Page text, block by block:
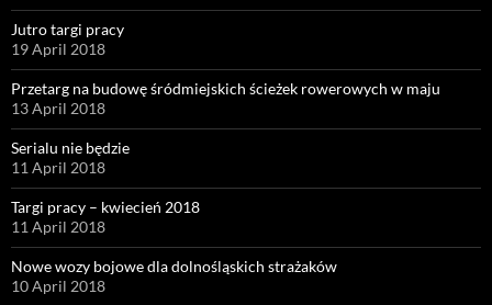
Jutro targi pracy
19 April 2018
Przetarg na budowę śródmiejskich ścieżek rowerowych w maju
13 April 2018
Serialu nie będzie
11 April 2018
Targi pracy – kwiecień 2018
11 April 2018
Nowe wozy bojowe dla dolnośląskich strażaków
10 April 2018